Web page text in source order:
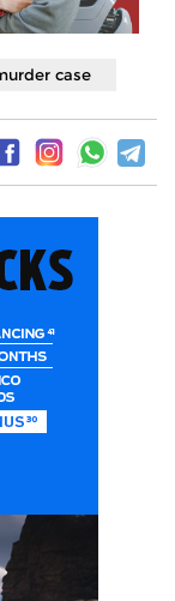
case